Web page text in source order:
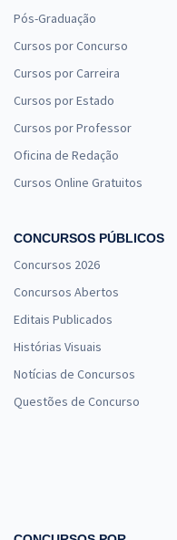
Pós-Graduação
Cursos por Concurso
Cursos por Carreira
Cursos por Estado
Cursos por Professor
Oficina de Redação
Cursos Online Gratuitos
CONCURSOS PÚBLICOS
Concursos 2026
Concursos Abertos
Editais Publicados
Histórias Visuais
Notícias de Concursos
Questões de Concurso